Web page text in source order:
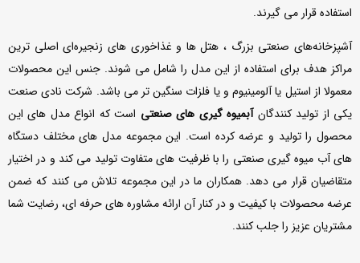
استفاده قرار می گیرند.
آشپزخانه‌های صنعتی بزرگ ، هتل‌ ها و غذاخوری‌ های زنجیره‌ای اصلی ترین
مراکز هدف برای استفاده از این مدل را شامل می شوند. جنس این محصولات
معمولا از استیل یا آلومینیوم و یا فلزات سنگین تر می باشد. شرکت نادی صنعت
یکی از تولید کنندگانآبمیوه گیری های صنعتی است که انواع مدل های این
محصول را تولید و عرضه کرده است. این مجموعه مدل های مختلف دستگاه
های آب میوه گیری صنعتی را با ظرفیت های متفاوت تولید می کند و در اختیار
متقاضیان قرار می دهد. همکاران ما در این مجموعه تلاش می کنند که ضمن
عرضه محصولات با کیفیت و در کنار آن ارائه مشاوره های حرفه ای، رضایت شما
مشتریان عزیز را جلب کنند.